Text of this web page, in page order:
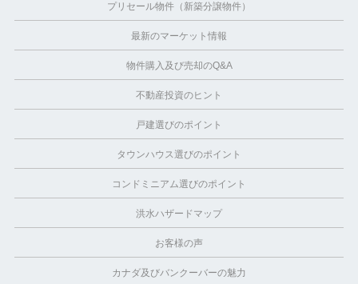
プリセール物件（新築分譲物件）
最新のマーケット情報
物件購入及び売却のQ&A
不動産投資のヒント
戸建選びのポイント
タウンハウス選びのポイント
コンドミニアム選びのポイント
洪水ハザードマップ
お客様の声
カナダ及びバンクーバーの魅力